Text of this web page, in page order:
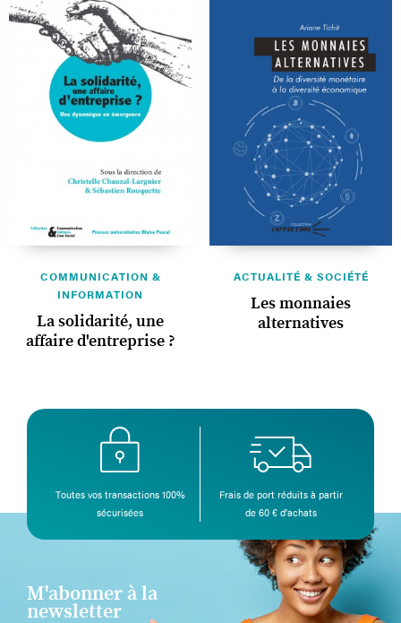
COMMUNICATION &
INFORMATION
La solidarité, une
affaire d'entreprise ?
ACTUALITÉ & SOCIÉTÉ
Les monnaies
alternatives
Toutes vos transactions 100%
sécurisées
Frais de port réduits à partir
de 60 € d’achats
M'abonner à la
newsletter